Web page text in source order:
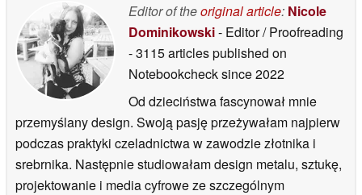
Editor of theoriginal article: Nicole
Dominikowski- Editor / Proofreading
- 3115 articles published on
Notebookchecksince 2022
Od dzieciństwa fascynował mnie
przemyślany design. Swoją pasję przeżywałam najpierw
podczas praktyki czeladnictwa w zawodzie złotnika i
srebrnika. Następnie studiowałam design metalu, sztukę,
projektowanie i media cyfrowe ze szczególnym